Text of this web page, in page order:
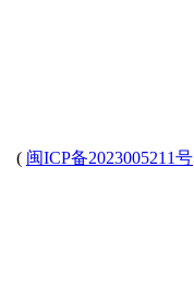
( 闽ICP备2023005211号